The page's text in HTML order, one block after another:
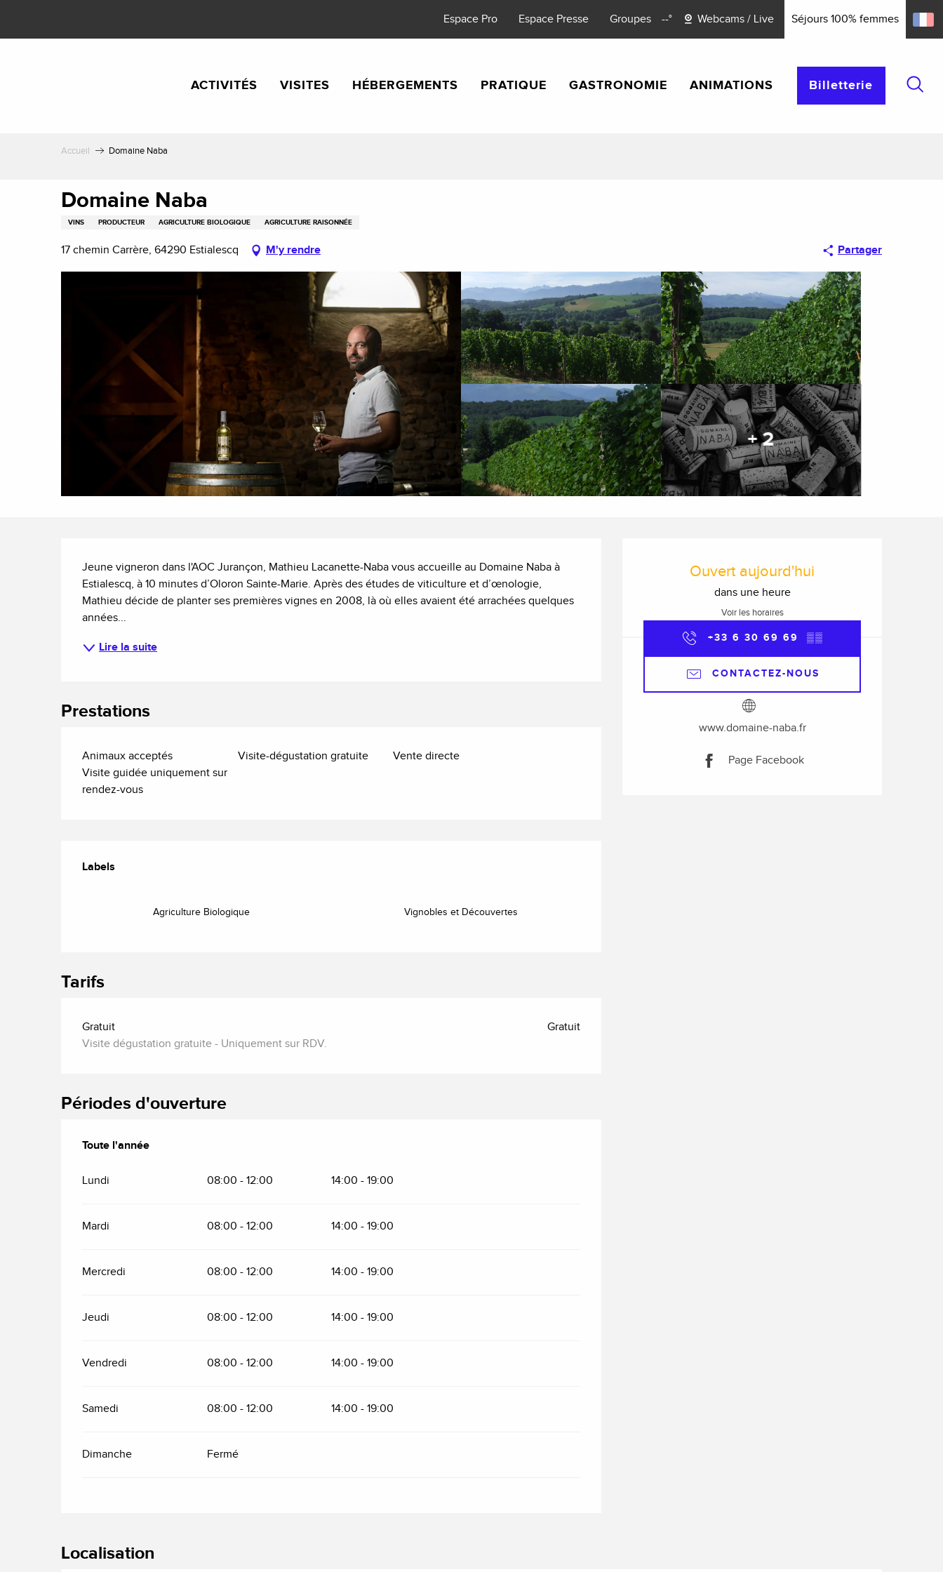
contenu
Espace Pro Espace Presse Groupes --° Webcams / Live Séjours 100% femmes
ACTIVITÉS VISITES HÉBERGEMENTS PRATIQUE GASTRONOMIE ANIMATIONS Billetterie
Accueil Domaine Naba
Domaine Naba
VINS PRODUCTEUR AGRICULTURE BIOLOGIQUE AGRICULTURE RAISONNÉE
17 chemin Carrère, 64290 Estialescq M'y rendre Partager
+ 2
Ouvert aujourd'hui
dans une heure
Voir les horaires
+33 6 30 69 69 ▒▒
CONTACTEZ-NOUS
www.domaine-naba.fr
Page Facebook
Jeune vigneron dans l'AOC Jurançon, Mathieu Lacanette-Naba vous accueille au Domaine Naba à
Estialescq, à 10 minutes d’Oloron Sainte-Marie. Après des études de viticulture et d’œnologie,
Mathieu décide de planter ses premières vignes en 2008, là où elles avaient été arrachées quelques
années...
Lire la suite
Prestations
Animaux acceptés Visite-dégustation gratuite
Vente directe
Visite guidée uniquement sur
rendez-vous
Offres de prestations
Labels
Labels
Agriculture Biologique Vignobles et Découvertes
Tarifs
Gratuit
Visite dégustation gratuite - Uniquement sur RDV.
Gratuit
Périodes d'ouverture
Toute l'année
Toute l'année
Lundi 08:00 - 12:00 14:00 - 19:00
Mardi 08:00 - 12:00 14:00 - 19:00
Mercredi 08:00 - 12:00 14:00 - 19:00
Jeudi 08:00 - 12:00 14:00 - 19:00
Vendredi 08:00 - 12:00 14:00 - 19:00
Samedi 08:00 - 12:00 14:00 - 19:00
Dimanche Fermé
Localisation